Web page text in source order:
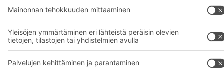
Tietosuoja-asetukset